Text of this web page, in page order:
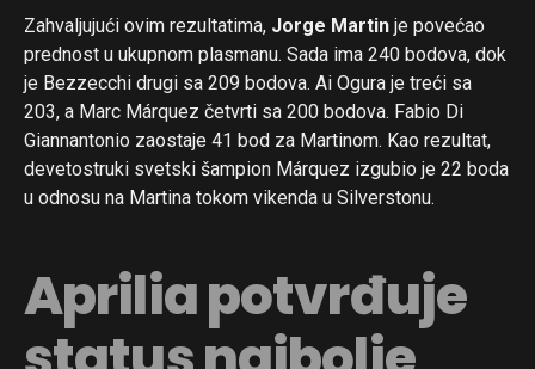
Zahvaljujući ovim rezultatima, Jorge Martin je povećao
prednost u ukupnom plasmanu. Sada ima 240 bodova, dok
je Bezzecchi drugi sa 209 bodova. Ai Ogura je treći sa
203, a Marc Márquez četvrti sa 200 bodova. Fabio Di
Giannantonio zaostaje 41 bod za Martinom. Kao rezultat,
devetostruki svetski šampion Márquez izgubio je 22 boda
u odnosu na Martina tokom vikenda u Silverstonu.
Aprilia potvrđuje